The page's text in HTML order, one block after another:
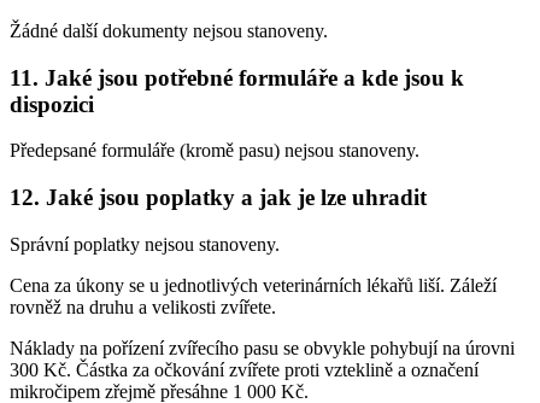
Žádné další dokumenty nejsou stanoveny.
11. Jaké jsou potřebné formuláře a kde jsou k
dispozici
Předepsané formuláře (kromě pasu) nejsou stanoveny.
12. Jaké jsou poplatky a jak je lze uhradit
Správní poplatky nejsou stanoveny.
Cena za úkony se u jednotlivých veterinárních lékařů liší. Záleží
rovněž na druhu a velikosti zvířete.
Náklady na pořízení zvířecího pasu se obvykle pohybují na úrovni
300 Kč. Částka za očkování zvířete proti vzteklině a označení
mikročipem zřejmě přesáhne 1 000 Kč.